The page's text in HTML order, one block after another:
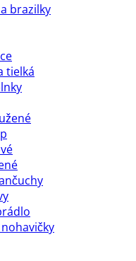
brazilky
tielká